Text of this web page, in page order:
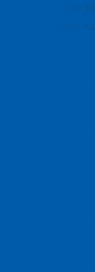
yêu cầu khắt
doanh nghiệp